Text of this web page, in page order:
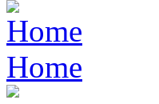
Home